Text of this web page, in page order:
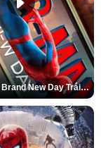
Spider-Man: Brand New Day Tráiler (3)